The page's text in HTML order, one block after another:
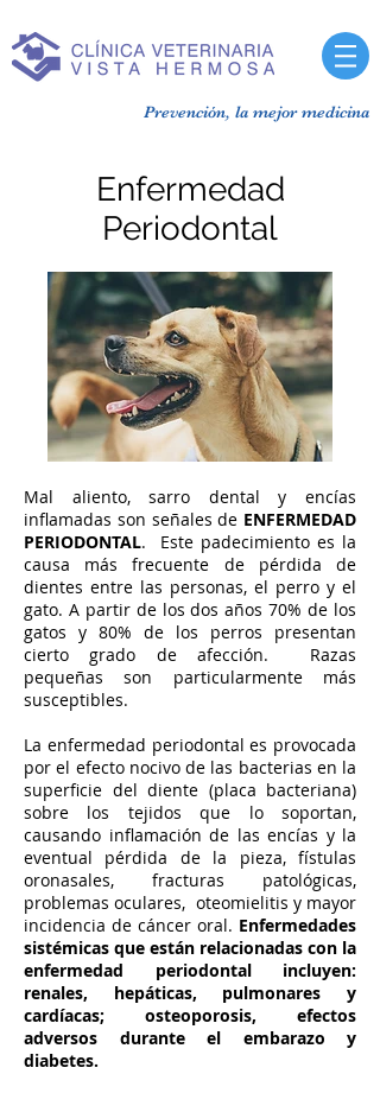
Prevención, la mejor medicina
Enfermedad
Periodontal
Mal aliento, sarro dental y encías
inflamadas son señales de ENFERMEDAD
PERIODONTAL. Este padecimiento es la
causa más frecuente de pérdida de
dientes entre las personas, el perro y el
gato. A partir de los dos años 70% de los
gatos y 80% de los perros presentan
cierto grado de afección. Razas
pequeñas son particularmente más
susceptibles.
La enfermedad periodontal es provocada
por el efecto nocivo de las bacterias en la
superficie del diente (placa bacteriana)
sobre los tejidos que lo soportan,
causando inflamación de las encías y la
eventual pérdida de la pieza, fístulas
oronasales, fracturas patológicas,
problemas oculares, oteomielitis y mayor
incidencia de cáncer oral. Enfermedades
sistémicas que están relacionadas con la
enfermedad periodontal incluyen:
renales, hepáticas, pulmonares y
cardíacas; osteoporosis, efectos
adversos durante el embarazo y
diabetes.